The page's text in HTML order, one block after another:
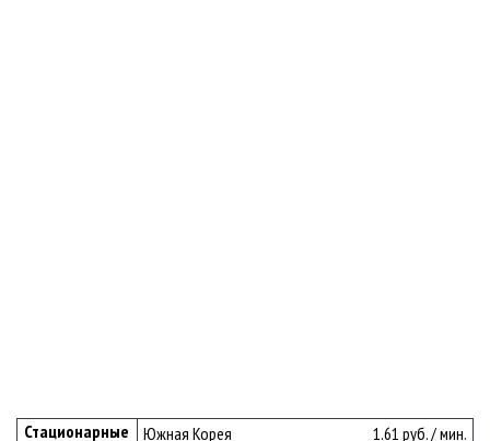
Стационарные Южная Корея
1.61 руб. / мин.